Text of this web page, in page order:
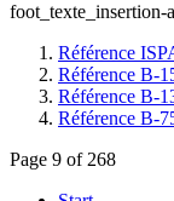
foot_texte_insertion-
Référence
Référence B-
Référence B-
Référence B-
Page 9 of 268